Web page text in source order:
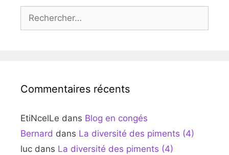
Rechercher :
Commentaires récents
EtiNcelLe dans Blog en congés
Bernard dans La diversité des piments (4)
luc dans La diversité des piments (4)